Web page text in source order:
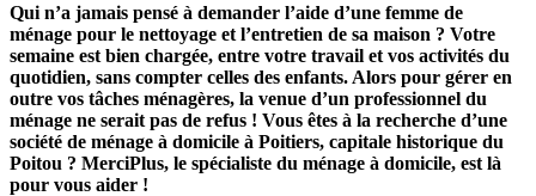
Qui n’a jamais pensé à demander l’aide d’une femme de
ménage pour le nettoyage et l’entretien de sa maison ? Votre
semaine est bien chargée, entre votre travail et vos activités du
quotidien, sans compter celles des enfants. Alors pour gérer en
outre vos tâches ménagères, la venue d’un professionnel du
ménage ne serait pas de refus ! Vous êtes à la recherche d’une
société de ménage à domicile à Poitiers, capitale historique du
Poitou ? MerciPlus, le spécialiste du ménage à domicile, est là
pour vous aider !